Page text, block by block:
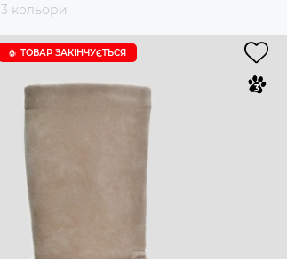
3 кольори
ТОВАР ЗАКІНЧУЄTЬСЯ